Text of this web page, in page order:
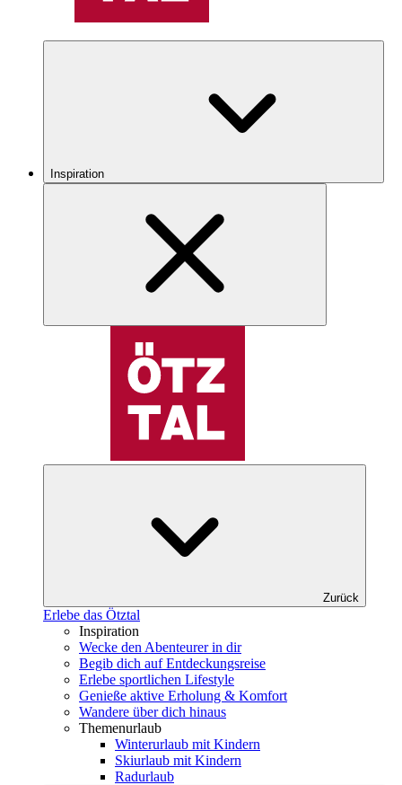
Inspiration
Zurück
Erlebe das Ötztal
Inspiration
Wecke den Abenteurer in dir
Begib dich auf Entdeckungsreise
Erlebe sportlichen Lifestyle
Genieße aktive Erholung & Komfort
Wandere über dich hinaus
Themenurlaub
Winterurlaub mit Kindern
Skiurlaub mit Kindern
Radurlaub